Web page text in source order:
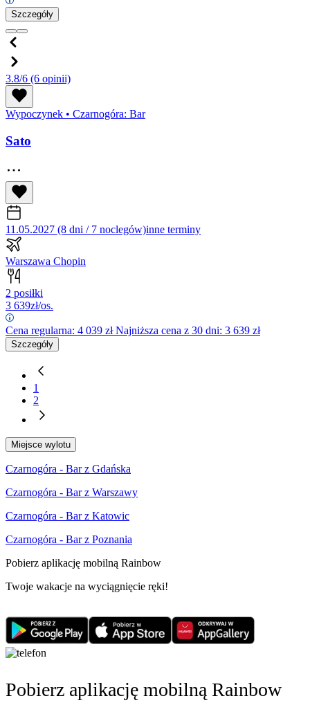
Szczegóły
3.8/6 (6 opinii)
Wypoczynek • Czarnogóra: Bar
Sato
11.05.2027 (8 dni / 7 noclegów)inne terminy
Warszawa Chopin
2 posiłki
3 639zł/os.
Cena regularna: 4 039 złNajniższa cena z 30 dni: 3 639 zł
Szczegóły
1
2
Miejsce wylotu
Czarnogóra - Bar z Gdańska
Czarnogóra - Bar z Warszawy
Czarnogóra - Bar z Katowic
Czarnogóra - Bar z Poznania
Pobierz aplikację mobilną Rainbow
Twoje wakacje na wyciągnięcie ręki!
Pobierz aplikację mobilną Rainbow